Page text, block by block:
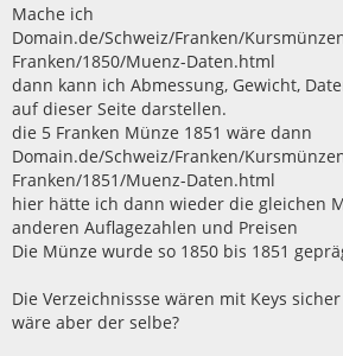
Mache ich
Domain.de/Schweiz/Franken/
Franken/1850/Muenz-Daten.html
dann kann ich Abmessung, Gewicht,
auf dieser Seite darstellen.
die 5 Franken Münze 1851 wäre dann
Domain.de/Schweiz/Franken/
Franken/1851/Muenz-Daten.html
hier hätte ich dann wieder die gleichen
anderen Auflagezahlen und Preisen
Die Münze wurde so 1850 bis 1851
Die Verzeichnissse wären mit Keys
wäre aber der selbe?